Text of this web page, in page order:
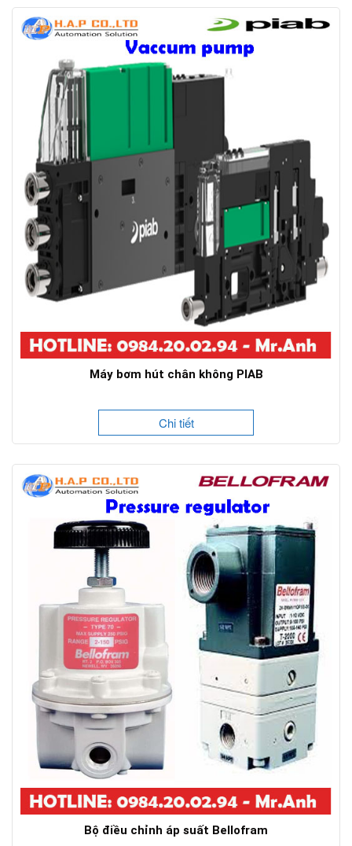
Máy bơm hút chân không PIAB
Chi tiết
Bộ điều chỉnh áp suất Bellofram